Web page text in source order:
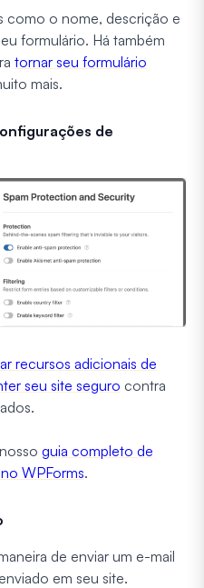
como o nome, descrição e
formulário. Há também
tornar seu formulário
mais.
de
recursos adicionais de
seu site seguro contra
guia completo de
WPForms.
de enviar um e-mail
em seu site.